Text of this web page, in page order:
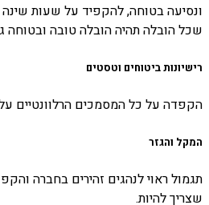
ונסיעה בטוחה, להקפיד על שעות
שכל הובלה תהיה הובלה טובה ובטוחה
רישיונות ביטוחים וטסטים
הקפדה על כל המסמכים הרלוונטיים
המקל והגזר
תגמול ראוי לנהגים זהירים בחברה
שצריך להיות.